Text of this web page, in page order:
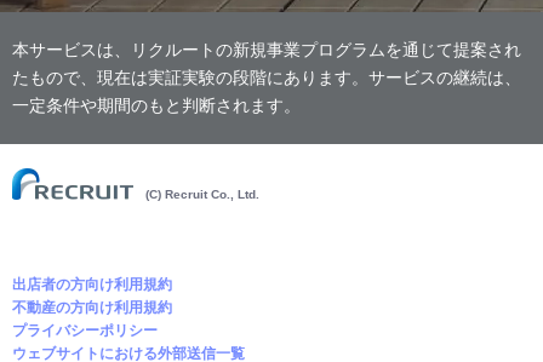
本サービスは、リクルートの新規事業プログラムを通じて提案され
たもので、現在は実証実験の段階にあります。サービスの継続は、
一定条件や期間のもと判断されます。
(C) Recruit Co., Ltd.
出店者の方向け利用規約
不動産の方向け利用規約
プライバシーポリシー
ウェブサイトにおける外部送信一覧